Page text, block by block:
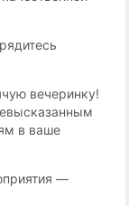
вечеринку!
в ваше
—